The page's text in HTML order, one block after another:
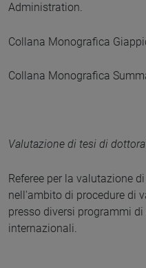
Administration.
Collana Monografica
Collana Monografica
Valutazione di tesi di
Referee per la valutazione
nell'ambito di procedure di
presso diversi programmi
internazionali.